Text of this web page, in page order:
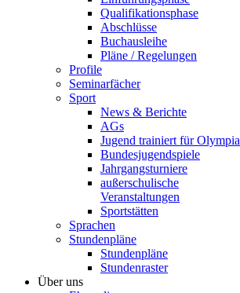
Qualifikationsphase
Abschlüsse
Buchausleihe
Pläne / Regelungen
Profile
Seminarfächer
Sport
News & Berichte
AGs
Jugend trainiert für Olympia
Bundesjugendspiele
Jahrgangsturniere
außerschulische
Veranstaltungen
Sportstätten
Sprachen
Stundenpläne
Stundenpläne
Stundenraster
Über uns